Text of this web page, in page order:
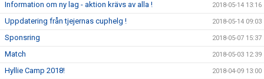
Information om ny lag - aktion krävs av alla ! 2018-05-14 13:16
Uppdatering från tjejernas cuphelg ! 2018-05-14 09:03
Sponsring 2018-05-07 15:37
Match 2018-05-03 12:39
Hyllie Camp 2018! 2018-04-09 13:00